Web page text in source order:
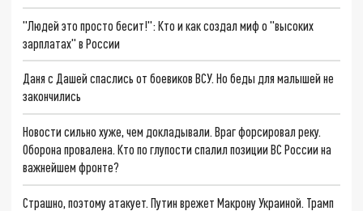
"Людей это просто бесит!": Кто и как создал миф о "высоких
зарплатах" в России
Даня с Дашей спаслись от боевиков ВСУ. Но беды для малышей не
закончились
Новости сильно хуже, чем докладывали. Враг форсировал реку.
Оборона провалена. Кто по глупости спалил позиции ВС России на
важнейшем фронте?
Страшно, поэтому атакует. Путин врежет Макрону Украиной. Трамп